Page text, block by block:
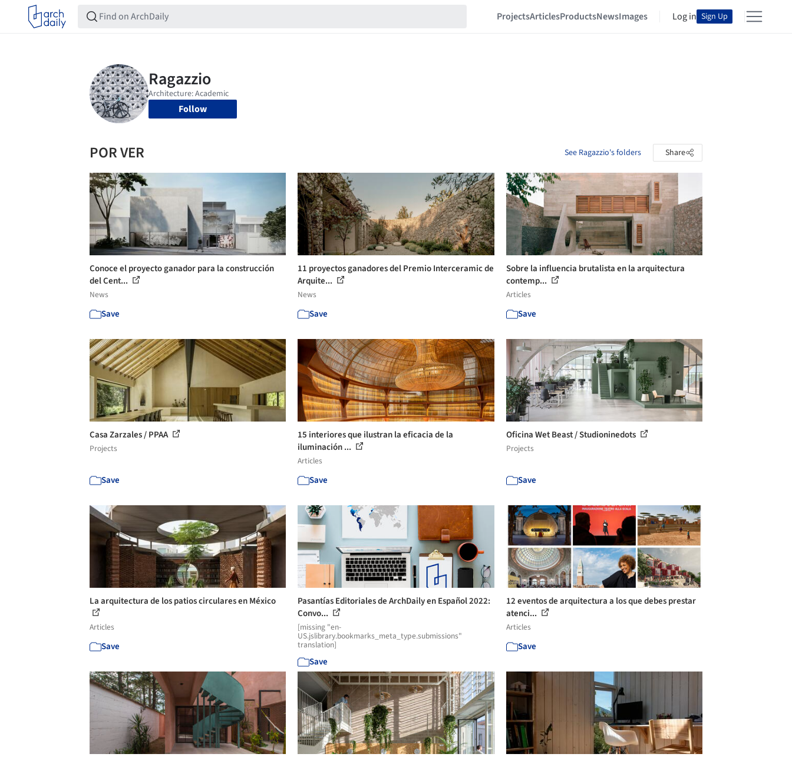
ProjectsArticlesProductsNewsImages Log in Sign Up
Follow
POR VER See Ragazzio's folders Share
Conoce el proyecto ganador para la construcción
del Cent...
News
Save
11 proyectos ganadores del Premio Interceramic de
Arquite...
News
Save
Sobre la influencia brutalista en la arquitectura
contemp...
Articles
Save
Casa Zarzales / PPAA
Projects
Save
15 interiores que ilustran la eficacia de la
iluminación ...
Articles
Save
Oficina Wet Beast / Studioninedots
Projects
Save
La arquitectura de los patios circulares en México
Articles
Save
Pasantías Editoriales de ArchDaily en Español 2022:
Convo...
[missing "en-
US.jslibrary.bookmarks_meta_type.submissions"
translation]
Save
12 eventos de arquitectura a los que debes prestar
atenci...
Articles
Save